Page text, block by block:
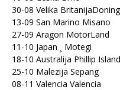
30-08 Velika
13-09 San Marino Misano
27-09 Aragon MotorLand
11-10 Japan ¸ Motegi
18-10 Australija Phillip Island
25-10 Malezija Sepang
08-11 Valencia Valencia